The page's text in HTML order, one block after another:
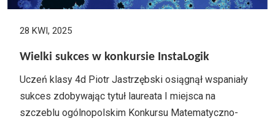
28 KWI, 2025
Wielki sukces w konkursie InstaLogik
Uczeń klasy 4d Piotr Jastrzębski osiągnął wspaniały
sukces zdobywając tytuł laureata I miejsca na
szczeblu ogólnopolskim Konkursu Matematyczno-